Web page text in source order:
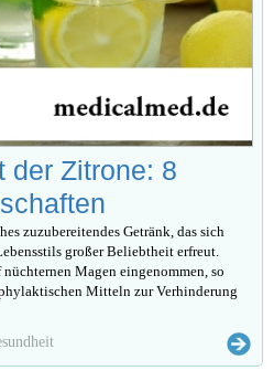
der Zitrone: 8
zuzubereitendes Getränk, das sich
großer Beliebtheit erfreut.
Magen eingenommen, so
Mitteln zur Verhinderung